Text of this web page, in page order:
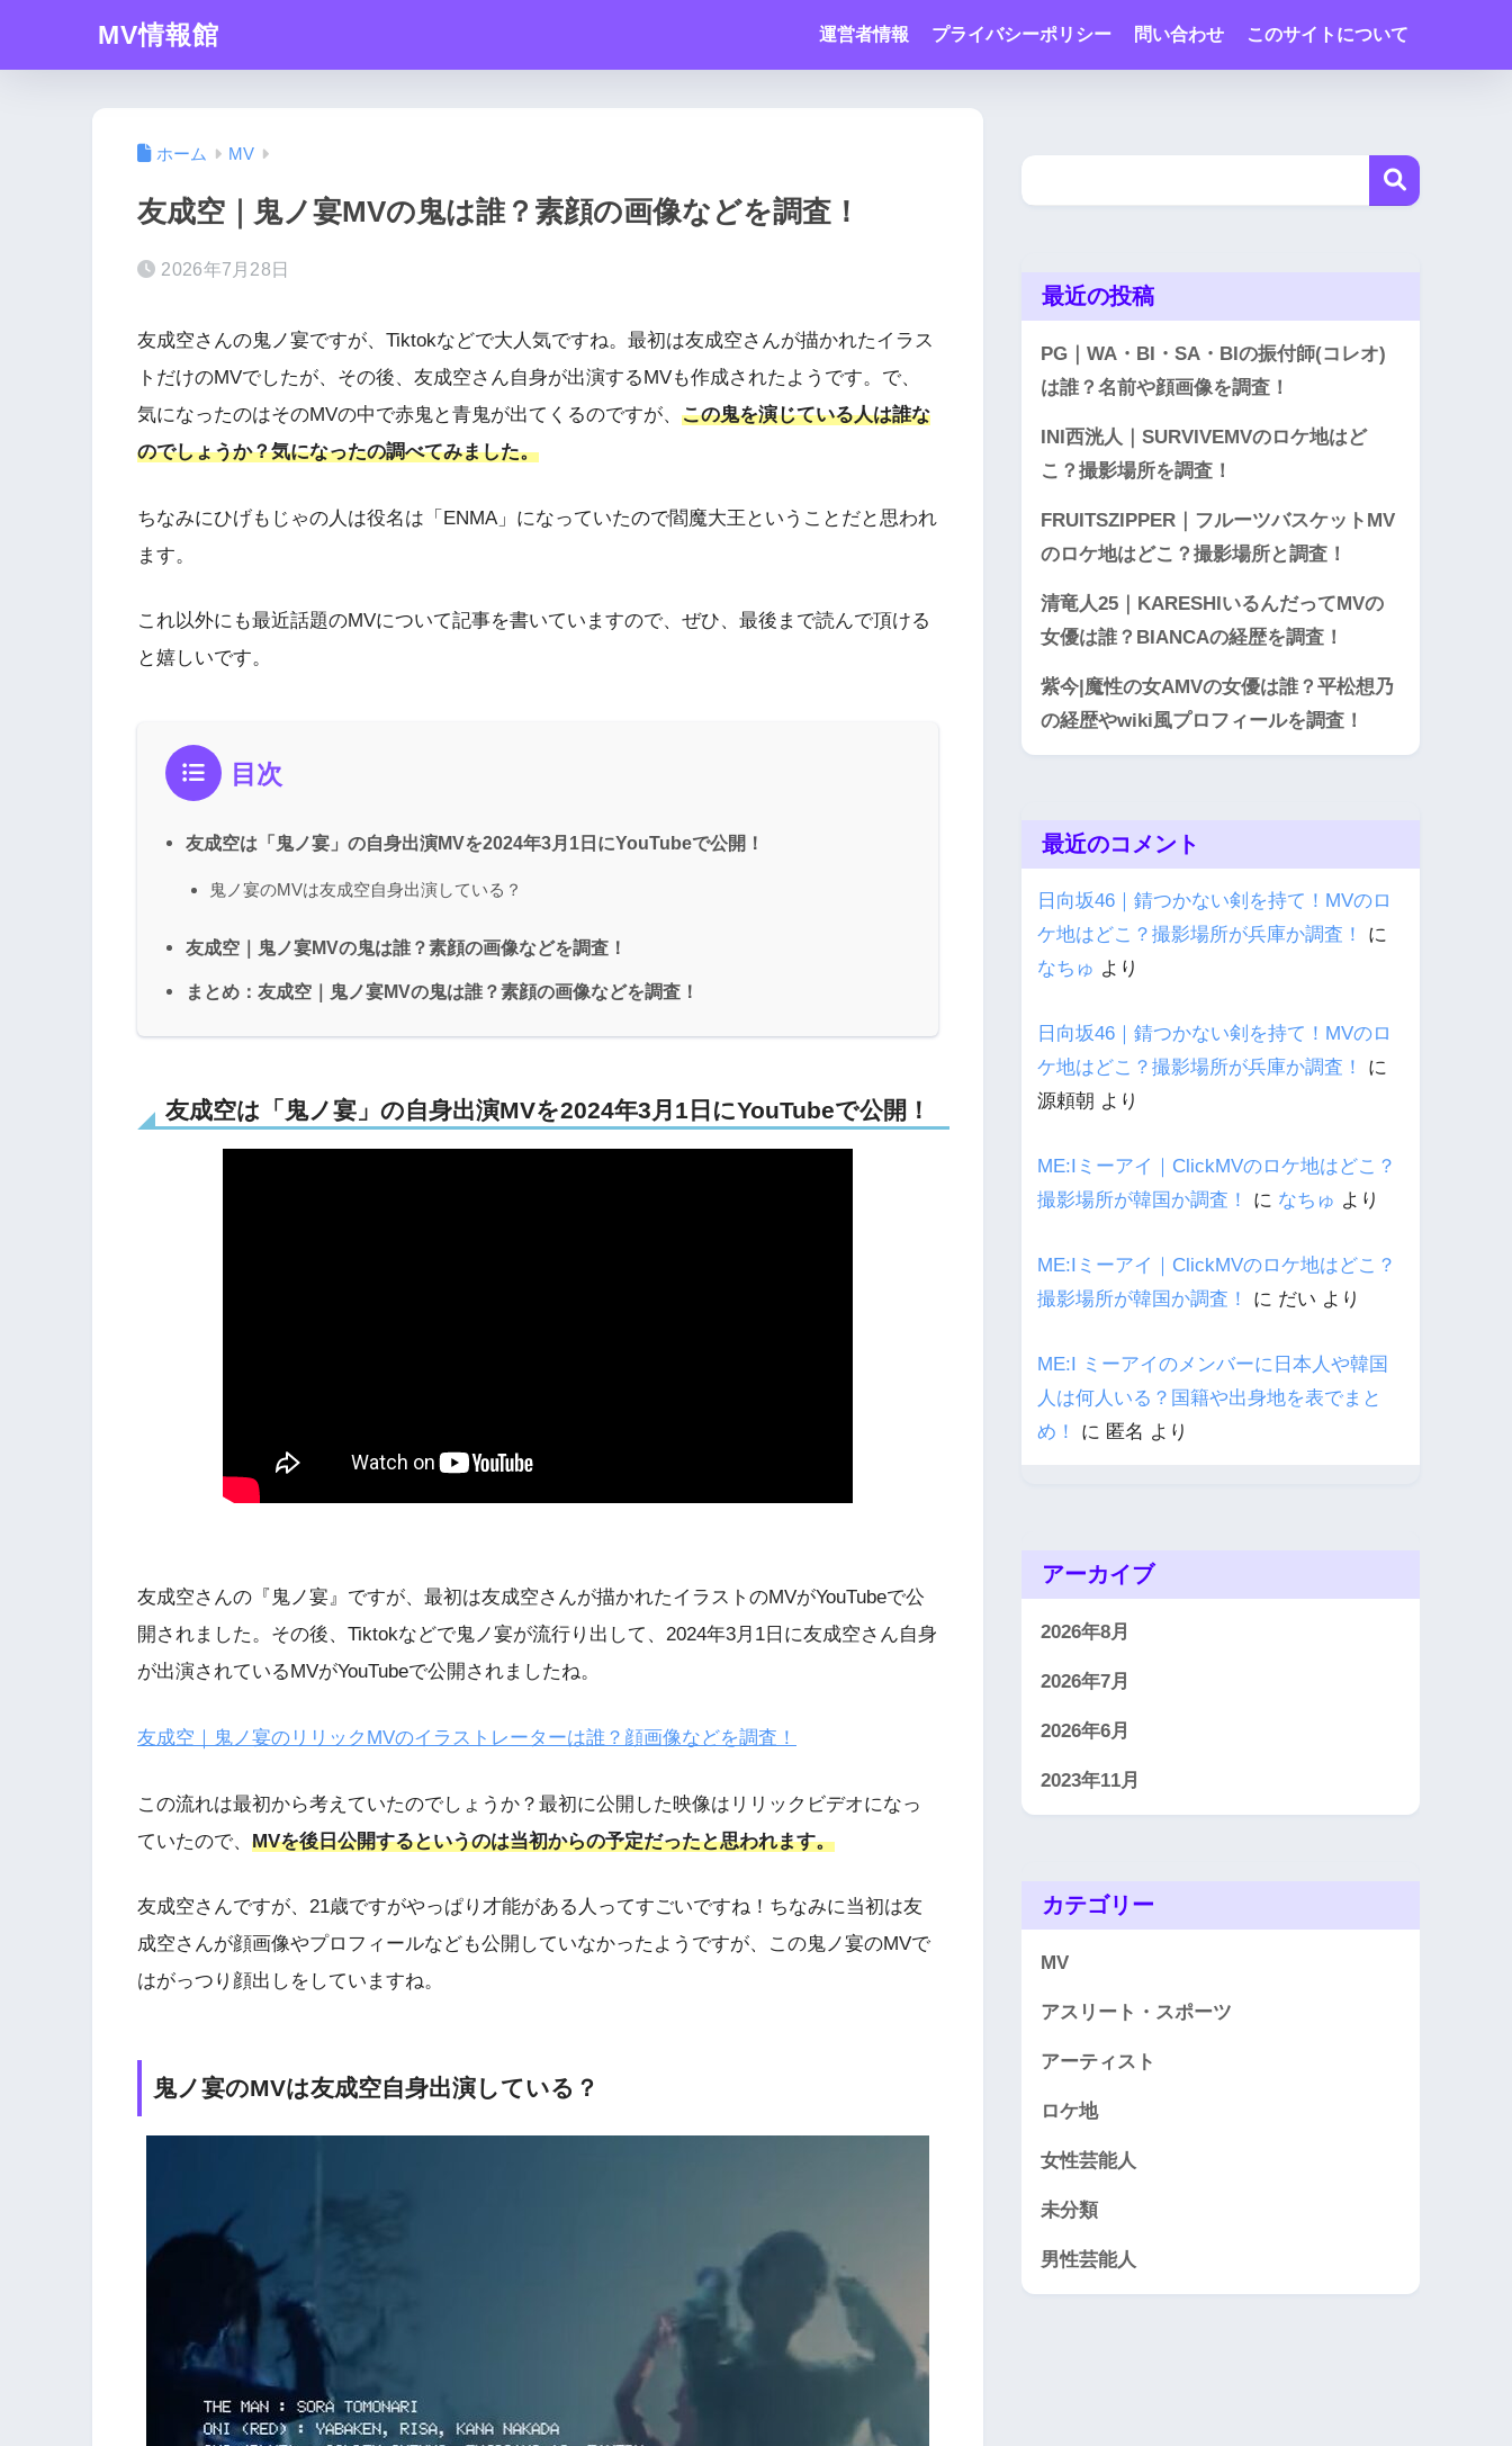
MV情報館 運営者情報 プライバシーポリシー 問い合わせ このサイトについて
ホーム MV
友成空｜鬼ノ宴MVの鬼は誰？素顔の画像などを調査！
2026年7月28日
友成空さんの鬼ノ宴ですが、Tiktokなどで大人気ですね。最初は友成空さんが描かれたイラス
トだけのMVでしたが、その後、友成空さん自身が出演するMVも作成されたようです。で、
気になったのはそのMVの中で赤鬼と青鬼が出てくるのですが、 この鬼を演じている人は誰な
のでしょうか？気になったの調べてみました。
ちなみにひげもじゃの人は役名は「ENMA」になっていたので閻魔大王ということだと思われ
ます。
これ以外にも最近話題のMVについて記事を書いていますので、ぜひ、最後まで読んで頂ける
と嬉しいです。
目次
友成空は「鬼ノ宴」の自身出演MVを2024年3月1日にYouTubeで公開！
鬼ノ宴のMVは友成空自身出演している？
友成空｜鬼ノ宴MVの鬼は誰？素顔の画像などを調査！
まとめ：友成空｜鬼ノ宴MVの鬼は誰？素顔の画像などを調査！
友成空は「鬼ノ宴」の自身出演MVを2024年3月1日にYouTubeで公開！
友成空さんの『鬼ノ宴』ですが、最初は友成空さんが描かれたイラストのMVがYouTubeで公
開されました。その後、Tiktokなどで鬼ノ宴が流行り出して、2024年3月1日に友成空さん自身
が出演されているMVがYouTubeで公開されましたね。
友成空｜鬼ノ宴のリリックMVのイラストレーターは誰？顔画像などを調査！
この流れは最初から考えていたのでしょうか？最初に公開した映像はリリックビデオになっ
ていたので、 MVを後日公開するというのは当初からの予定だったと思われます。
友成空さんですが、21歳ですがやっぱり才能がある人ってすごいですね！ちなみに当初は友
成空さんが顔画像やプロフィールなども公開していなかったようですが、この鬼ノ宴のMVで
はがっつり顔出しをしていますね。
鬼ノ宴のMVは友成空自身出演している？
最近の投稿
PG｜WA・BI・SA・BIの振付師(コレオ)
は誰？名前や顔画像を調査！
INI西洸人｜SURVIVEMVのロケ地はど
こ？撮影場所を調査！
FRUITSZIPPER｜フルーツバスケットMV
のロケ地はどこ？撮影場所と調査！
清竜人25｜KARESHIいるんだってMVの
女優は誰？BIANCAの経歴を調査！
紫今|魔性の女AMVの女優は誰？平松想乃
の経歴やwiki風プロフィールを調査！
最近のコメント
日向坂46｜錆つかない剣を持て！MVのロ
ケ地はどこ？撮影場所が兵庫か調査！
に
なちゅ より
日向坂46｜錆つかない剣を持て！MVのロ
ケ地はどこ？撮影場所が兵庫か調査！
に
源頼朝 より
ME:Iミーアイ｜ClickMVのロケ地はどこ？
撮影場所が韓国か調査！
に なちゅ より
ME:Iミーアイ｜ClickMVのロケ地はどこ？
撮影場所が韓国か調査！
に だい より
ME:I ミーアイのメンバーに日本人や韓国
人は何人いる？国籍や出身地を表でまと
め！
に 匿名 より
アーカイブ
2026年8月
2026年7月
2026年6月
2023年11月
カテゴリー
MV
アスリート・スポーツ
アーティスト
ロケ地
女性芸能人
未分類
男性芸能人